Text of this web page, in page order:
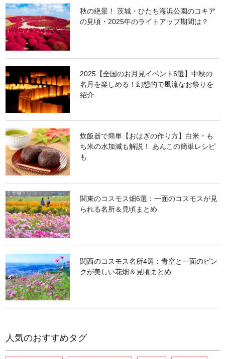
秋の絶景！ 茨城・ひたち海浜公園のコキア
の見頃・2025年のライトアップ期間は？
2025【全国のお月見イベント6選】中秋の
名月を楽しめる！幻想的で風流なお祭りを
紹介
炊飯器で簡単【おはぎの作り方】白米・も
ち米の水加減も解説！ あんこの簡単レシピ
も
関東のコスモス畑6選：一面のコスモスが見
られる名所＆見頃まとめ
関西のコスモス名所4選：青空と一面のピン
クが美しい花畑＆見頃まとめ
人気のおすすめタグ